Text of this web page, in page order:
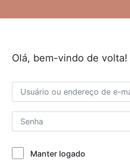
Olá, bem-vindo de volta!
Manter logado